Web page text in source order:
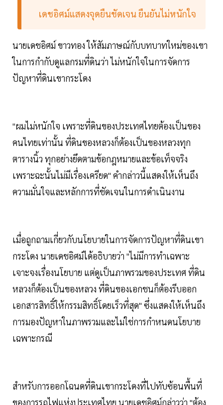
เดชอิศม์แสดงจุดยืนชัดเจน ยืนยันไม่หนักใจ
นายเดชอิศม์ ขาวทอง ให้สัมภาษณ์กับบทบาทใหม่ของเขา
ในการกำกับดูแลกรมที่ดินว่า ไม่หนักใจในการจัดการ
ปัญหาที่ดินเขากระโดง
"ผมไม่หนักใจ เพราะที่ดินของประเทศไทยต้องเป็นของ
คนไทยเท่านั้น ที่ดินของหลวงก็ต้องเป็นของหลวงทุก
ตารางนิ้ว ทุกอย่างยึดตามข้อกฎหมายและข้อเท็จจริง
เพราะฉะนั้นไม่มีเรื่องเครียด" คำกล่าวนี้แสดงให้เห็นถึง
ความมั่นใจและหลักการที่ชัดเจนในการดำเนินงาน
เมื่อถูกถามเกี่ยวกับนโยบายในการจัดการปัญหาที่ดินเขา
กระโดง นายเดชอิศม์ได้อธิบายว่า "ไม่มีการทำเฉพาะ
เจาะจงเรื่องนโยบาย แต่ดูเป็นภาพรวมของประเทศ ที่ดิน
หลวงก็ต้องเป็นของหลวง ที่ดินของเอกชนก็ต้องรีบออก
เอกสารสิทธิ์ให้กรรมสิทธิ์โดยเร็วที่สุด" ซึ่งแสดงให้เห็นถึง
การมองปัญหาในภาพรวมและไม่ใช่การกำหนดนโยบาย
เฉพาะกรณี
สำหรับการออกโฉนดที่ดินเขากระโดงที่ไปทับซ้อนพื้นที่
ของการรถไฟแห่งประเทศไทย นายเดชอิศม์กล่าวว่า "ต้อง